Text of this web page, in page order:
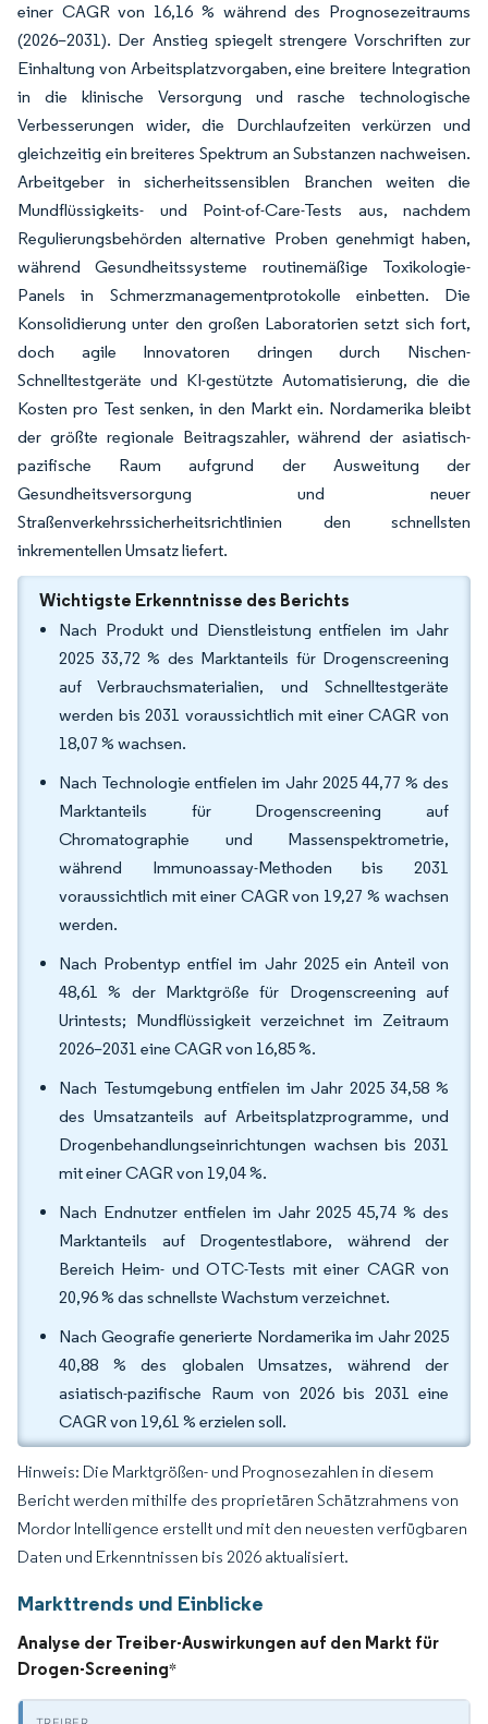
einer CAGR von 16,16 % während des Prognosezeitraums
(2026–2031). Der Anstieg spiegelt strengere Vorschriften zur
Einhaltung von Arbeitsplatzvorgaben, eine breitere Integration
in die klinische Versorgung und rasche technologische
Verbesserungen wider, die Durchlaufzeiten verkürzen und
gleichzeitig ein breiteres Spektrum an Substanzen nachweisen.
Arbeitgeber in sicherheitssensiblen Branchen weiten die
Mundflüssigkeits- und Point-of-Care-Tests aus, nachdem
Regulierungsbehörden alternative Proben genehmigt haben,
während Gesundheitssysteme routinemäßige Toxikologie-
Panels in Schmerzmanagementprotokolle einbetten. Die
Konsolidierung unter den großen Laboratorien setzt sich fort,
doch agile Innovatoren dringen durch Nischen-
Schnelltestgeräte und KI-gestützte Automatisierung, die die
Kosten pro Test senken, in den Markt ein. Nordamerika bleibt
der größte regionale Beitragszahler, während der asiatisch-
pazifische Raum aufgrund der Ausweitung der
Gesundheitsversorgung und neuer
Straßenverkehrssicherheitsrichtlinien den schnellsten
inkrementellen Umsatz liefert.
Wichtigste Erkenntnisse des Berichts
Nach Produkt und Dienstleistung entfielen im Jahr
2025 33,72 % des Marktanteils für Drogenscreening
auf Verbrauchsmaterialien, und Schnelltestgeräte
werden bis 2031 voraussichtlich mit einer CAGR von
18,07 % wachsen.
Nach Technologie entfielen im Jahr 2025 44,77 % des
Marktanteils für Drogenscreening auf
Chromatographie und Massenspektrometrie,
während Immunoassay-Methoden bis 2031
voraussichtlich mit einer CAGR von 19,27 % wachsen
werden.
Nach Probentyp entfiel im Jahr 2025 ein Anteil von
48,61 % der Marktgröße für Drogenscreening auf
Urintests; Mundflüssigkeit verzeichnet im Zeitraum
2026–2031 eine CAGR von 16,85 %.
Nach Testumgebung entfielen im Jahr 2025 34,58 %
des Umsatzanteils auf Arbeitsplatzprogramme, und
Drogenbehandlungseinrichtungen wachsen bis 2031
mit einer CAGR von 19,04 %.
Nach Endnutzer entfielen im Jahr 2025 45,74 % des
Marktanteils auf Drogentestlabore, während der
Bereich Heim- und OTC-Tests mit einer CAGR von
20,96 % das schnellste Wachstum verzeichnet.
Nach Geografie generierte Nordamerika im Jahr 2025
40,88 % des globalen Umsatzes, während der
asiatisch-pazifische Raum von 2026 bis 2031 eine
CAGR von 19,61 % erzielen soll.
Hinweis: Die Marktgrößen- und Prognosezahlen in diesem
Bericht werden mithilfe des proprietären Schätzrahmens von
Mordor Intelligence erstellt und mit den neuesten verfügbaren
Daten und Erkenntnissen bis 2026 aktualisiert.
Markttrends und Einblicke
Analyse der Treiber-Auswirkungen auf den Markt für
Drogen-Screening*